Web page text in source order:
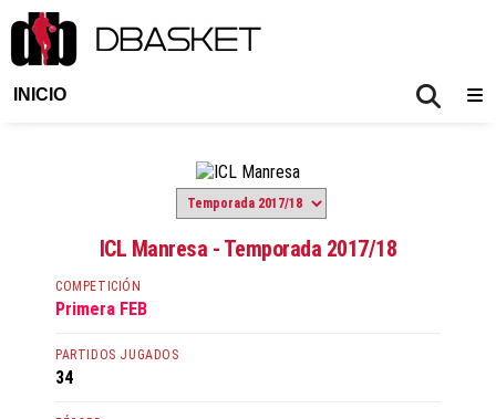
INICIO
ICL Manresa - Temporada 2017/18
COMPETICIÓN
Primera FEB
PARTIDOS JUGADOS
34